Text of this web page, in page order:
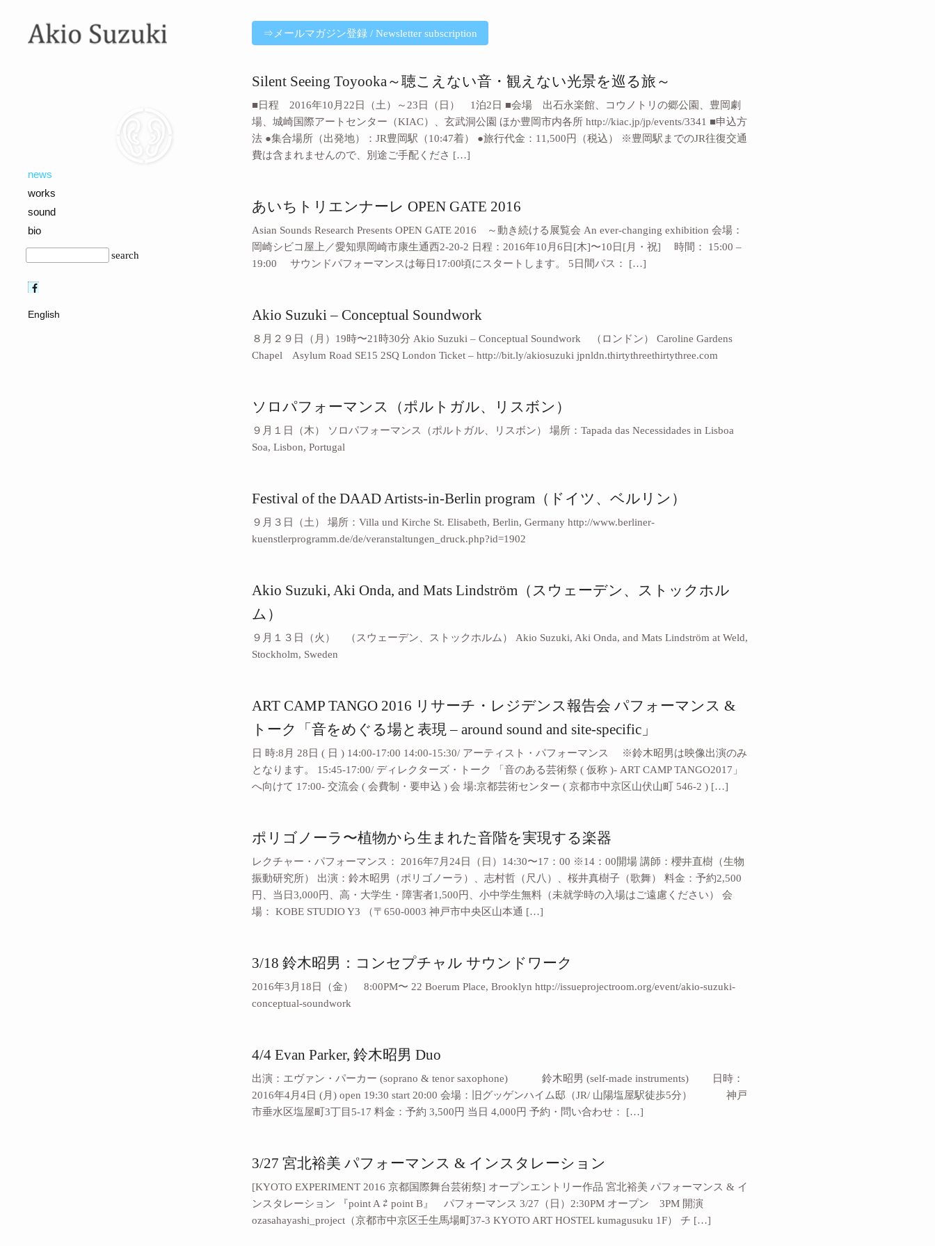
news
works
sound
bio
search
English
news
⇒メールマガジン登録 / Newsletter subscription
Silent Seeing Toyooka～聴こえない音・観えない光景を巡る旅～
■日程 2016年10月22日（土）～23日（日） 1泊2日 ■会場 出石永楽館、コウノトリの郷公園、豊岡劇
場、城崎国際アートセンター（KIAC）、玄武洞公園 ほか豊岡市内各所 http://kiac.jp/jp/events/3341 ■申込方
法 ●集合場所（出発地）：JR豊岡駅（10:47着） ●旅行代金：11,500円（税込） ※豊岡駅までのJR往復交通
費は含まれませんので、別途ご手配くださ […]
あいちトリエンナーレ OPEN GATE 2016
Asian Sounds Research Presents OPEN GATE 2016 ～動き続ける展覧会 An ever-changing exhibition 会場：
岡崎シビコ屋上／愛知県岡崎市康生通西2-20-2 日程：2016年10月6日[木]〜10日[月・祝] 時間： 15:00 –
19:00 サウンドパフォーマンスは毎日17:00頃にスタートします。 5日間パス： […]
Akio Suzuki – Conceptual Soundwork
８月２９日（月）19時〜21時30分 Akio Suzuki – Conceptual Soundwork （ロンドン） Caroline Gardens
Chapel Asylum Road SE15 2SQ London Ticket – http://bit.ly/akiosuzuki jpnldn.thirtythreethirtythree.com
ソロパフォーマンス（ポルトガル、リスボン）
９月１日（木） ソロパフォーマンス（ポルトガル、リスボン） 場所：Tapada das Necessidades in Lisboa
Soa, Lisbon, Portugal
Festival of the DAAD Artists-in-Berlin program（ドイツ、ベルリン）
９月３日（土） 場所：Villa und Kirche St. Elisabeth, Berlin, Germany http://www.berliner-
kuenstlerprogramm.de/de/veranstaltungen_druck.php?id=1902
Akio Suzuki, Aki Onda, and Mats Lindström（スウェーデン、ストックホル
ム）
９月１３日（火） （スウェーデン、ストックホルム） Akio Suzuki, Aki Onda, and Mats Lindström at Weld,
Stockholm, Sweden
ART CAMP TANGO 2016 リサーチ・レジデンス報告会 パフォーマンス &
トーク「音をめぐる場と表現 – around sound and site-specific」
日 時:8月 28日 ( 日 ) 14:00-17:00 14:00-15:30/ アーティスト・パフォーマンス ※鈴木昭男は映像出演のみ
となります。 15:45-17:00/ ディレクターズ・トーク 「音のある芸術祭 ( 仮称 )- ART CAMP TANGO2017」
へ向けて 17:00- 交流会 ( 会費制・要申込 ) 会 場:京都芸術センター ( 京都市中京区山伏山町 546-2 ) […]
ポリゴノーラ〜植物から生まれた音階を実現する楽器
レクチャー・パフォーマンス： 2016年7月24日（日）14:30〜17：00 ※14：00開場 講師：櫻井直樹（生物
振動研究所） 出演：鈴木昭男（ポリゴノーラ）、志村哲（尺八）、桜井真樹子（歌舞） 料金：予約2,500
円、当日3,000円、高・大学生・障害者1,500円、小中学生無料（未就学時の入場はご遠慮ください） 会
場： KOBE STUDIO Y3 （〒650-0003 神戸市中央区山本通 […]
3/18 鈴木昭男：コンセプチャル サウンドワーク
2016年3月18日（金） 8:00PM〜 22 Boerum Place, Brooklyn http://issueprojectroom.org/event/akio-suzuki-
conceptual-soundwork
4/4 Evan Parker, 鈴木昭男 Duo
出演：エヴァン・パーカー (soprano & tenor saxophone) 鈴木昭男 (self-made instruments) 日時：
2016年4月4日 (月) open 19:30 start 20:00 会場：旧グッゲンハイム邸（JR/ 山陽塩屋駅徒歩5分） 神戸
市垂水区塩屋町3丁目5-17 料金：予約 3,500円 当日 4,000円 予約・問い合わせ： […]
3/27 宮北裕美 パフォーマンス & インスタレーション
[KYOTO EXPERIMENT 2016 京都国際舞台芸術祭] オープンエントリー作品 宮北裕美 パフォーマンス & イ
ンスタレーション 『point A ⇄ point B』 パフォーマンス 3/27（日）2:30PM オープン 3PM 開演
ozasahayashi_project（京都市中京区壬生馬場町37-3 KYOTO ART HOSTEL kumagusuku 1F） チ […]